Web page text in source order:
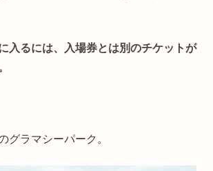
入るには、入場券とは別のチケットが
グラマシーパーク。